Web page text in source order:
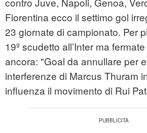
Fiorentina ecco il settimo gol
23 giornate di campionato. Per
19º scudetto all’Inter ma
ancora: "Goal da annullare per
interferenze di Marcus Thuram
influenza il movimento di Rui